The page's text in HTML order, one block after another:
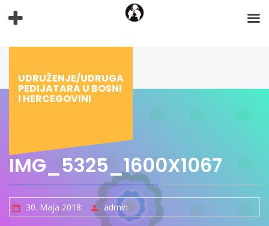
na
UDRUŽENJE/UDRUGA
PEDIJATARA U BOSNI
I HERCEGOVINI
IMG_5325_1600X1067
30. Maja 2018. admin